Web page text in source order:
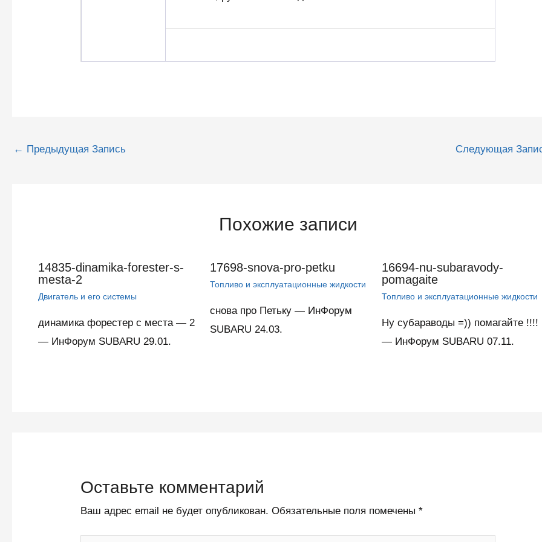
Навигация
← Предыдущая Запись Следующая
Похожие записи
14835-dinamika-forester-s-
mesta-2
Двигатель и его системы
динамика форестер с места — 2
— ИнФорум SUBARU 29.01.
17698-snova-pro-petku
Топливо и эксплуатационные жидкости
снова про Петьку — ИнФорум
SUBARU 24.03.
16694-nu-subaravody-
pomagaite
Топливо и эксплуатационные жидкости
Ну субараводы =)) помагайте !!!!
— ИнФорум SUBARU 07.11.
Оставьте комментарий
Ваш адрес email не будет опубликован. Обязательные поля помечены*